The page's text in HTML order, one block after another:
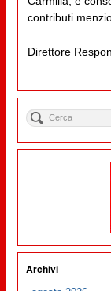
contributi
Direttore
Archivi